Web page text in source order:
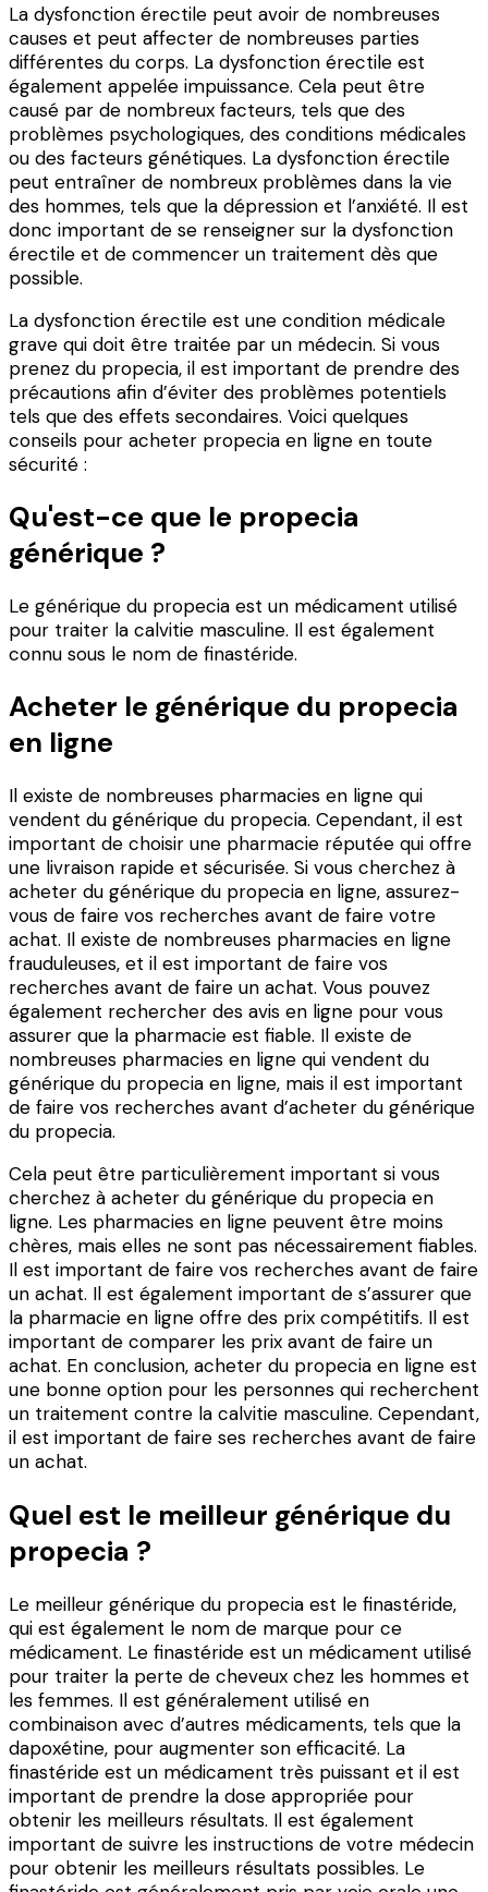
La dysfonction érectile peut avoir de nombreuses
causes et peut affecter de nombreuses parties
différentes du corps. La dysfonction érectile est
également appelée impuissance. Cela peut être
causé par de nombreux facteurs, tels que des
problèmes psychologiques, des conditions médicales
ou des facteurs génétiques. La dysfonction érectile
peut entraîner de nombreux problèmes dans la vie
des hommes, tels que la dépression et l’anxiété. Il est
donc important de se renseigner sur la dysfonction
érectile et de commencer un traitement dès que
possible.
La dysfonction érectile est une condition médicale
grave qui doit être traitée par un médecin. Si vous
prenez du propecia, il est important de prendre des
précautions afin d’éviter des problèmes potentiels
tels que des effets secondaires. Voici quelques
conseils pour acheter propecia en ligne en toute
sécurité :
Qu'est-ce que le propecia
générique ?
Le générique du propecia est un médicament utilisé
pour traiter la calvitie masculine. Il est également
connu sous le nom de finastéride.
Acheter le générique du propecia
en ligne
Il existe de nombreuses pharmacies en ligne qui
vendent du générique du propecia. Cependant, il est
important de choisir une pharmacie réputée qui offre
une livraison rapide et sécurisée. Si vous cherchez à
acheter du générique du propecia en ligne, assurez-
vous de faire vos recherches avant de faire votre
achat. Il existe de nombreuses pharmacies en ligne
frauduleuses, et il est important de faire vos
recherches avant de faire un achat. Vous pouvez
également rechercher des avis en ligne pour vous
assurer que la pharmacie est fiable. Il existe de
nombreuses pharmacies en ligne qui vendent du
générique du propecia en ligne, mais il est important
de faire vos recherches avant d’acheter du générique
du propecia.
Cela peut être particulièrement important si vous
cherchez à acheter du générique du propecia en
ligne. Les pharmacies en ligne peuvent être moins
chères, mais elles ne sont pas nécessairement fiables.
Il est important de faire vos recherches avant de faire
un achat. Il est également important de s’assurer que
la pharmacie en ligne offre des prix compétitifs. Il est
important de comparer les prix avant de faire un
achat. En conclusion, acheter du propecia en ligne est
une bonne option pour les personnes qui recherchent
un traitement contre la calvitie masculine. Cependant,
il est important de faire ses recherches avant de faire
un achat.
Quel est le meilleur générique du
propecia ?
Le meilleur générique du propecia est le finastéride,
qui est également le nom de marque pour ce
médicament. Le finastéride est un médicament utilisé
pour traiter la perte de cheveux chez les hommes et
les femmes. Il est généralement utilisé en
combinaison avec d’autres médicaments, tels que la
dapoxétine, pour augmenter son efficacité. La
finastéride est un médicament très puissant et il est
important de prendre la dose appropriée pour
obtenir les meilleurs résultats. Il est également
important de suivre les instructions de votre médecin
pour obtenir les meilleurs résultats possibles. Le